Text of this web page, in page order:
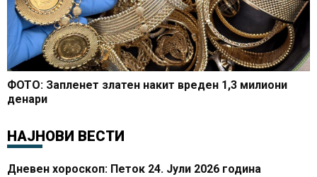
ФОТО: Запленет златен накит вреден 1,3 милиони
денари
НАЈНОВИ ВЕСТИ
Дневен хороскоп: Петок 24. Јули 2026 година